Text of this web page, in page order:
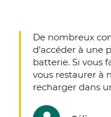
De nombreux
d’accéder à une
batterie. Si vous
vous restaurer à
recharger dans